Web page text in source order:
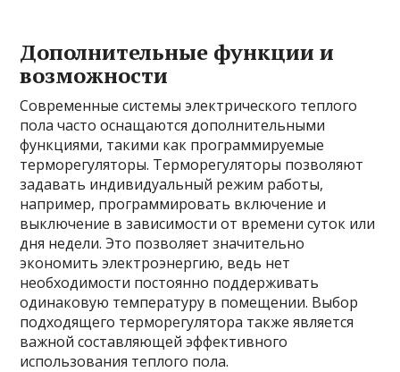
Дополнительные функции и
возможности
Современные системы электрического теплого
пола часто оснащаются дополнительными
функциями, такими как программируемые
терморегуляторы. Терморегуляторы позволяют
задавать индивидуальный режим работы,
например, программировать включение и
выключение в зависимости от времени суток или
дня недели. Это позволяет значительно
экономить электроэнергию, ведь нет
необходимости постоянно поддерживать
одинаковую температуру в помещении. Выбор
подходящего терморегулятора также является
важной составляющей эффективного
использования теплого пола.